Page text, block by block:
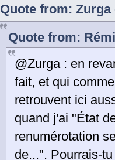
Quote from: Zurga
Quote from:
@Zurga : en
fait, et qui
retrouvent ici
quand j'ai "État
renumérotation
de...". Pourrais-